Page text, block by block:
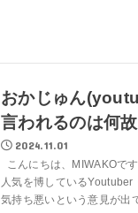
おかじゅん
言われるのは何
2024.11.01
こんにちは、MIWAKOで
人気を博している
気持ち悪いという意見が出